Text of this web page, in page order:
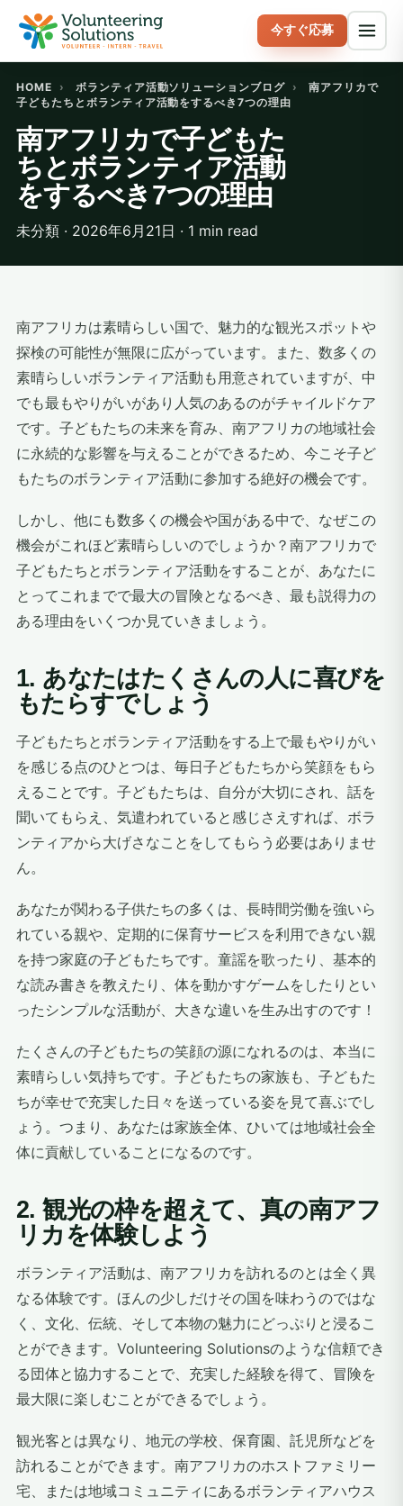
今すぐ応募
HOME › ボランティア活動ソリューションブログ ›
南アフリカで
子どもたちとボランティア活動をするべき7つの理由
南アフリカで子どもた
ちとボランティア活動
をするべき7つの理由
未分類 · 2026年6月21日 · 1 min read
南アフリカは素晴らしい国で、魅力的な観光スポットや
探検の可能性が無限に広がっています。また、数多くの
素晴らしいボランティア活動も用意されていますが、中
でも最もやりがいがあり人気のあるのがチャイルドケア
です。子どもたちの未来を育み、南アフリカの地域社会
に永続的な影響を与えることができるため、今こそ子ど
もたちのボランティア活動に参加する絶好の機会です。
しかし、他にも数多くの機会や国がある中で、なぜこの
機会がこれほど素晴らしいのでしょうか？南アフリカで
子どもたちとボランティア活動をすることが、あなたに
とってこれまでで最大の冒険となるべき、最も説得力の
ある理由をいくつか見ていきましょう。
1. あなたはたくさんの人に喜びを
もたらすでしょう
子どもたちとボランティア活動をする上で最もやりがい
を感じる点のひとつは、毎日子どもたちから笑顔をもら
えることです。子どもたちは、自分が大切にされ、話を
聞いてもらえ、気遣われていると感じさえすれば、ボラ
ンティアから大げさなことをしてもらう必要はありませ
ん。
あなたが関わる子供たちの多くは、長時間労働を強いら
れている親や、定期的に保育サービスを利用できない親
を持つ家庭の子どもたちです。童謡を歌ったり、基本的
な読み書きを教えたり、体を動かすゲームをしたりとい
ったシンプルな活動が、大きな違いを生み出すのです！
たくさんの子どもたちの笑顔の源になれるのは、本当に
素晴らしい気持ちです。子どもたちの家族も、子どもた
ちが幸せで充実した日々を送っている姿を見て喜ぶでし
ょう。つまり、あなたは家族全体、ひいては地域社会全
体に貢献していることになるのです。
2. 観光の枠を超えて、真の南アフ
リカを体験しよう
ボランティア活動は、南アフリカを訪れるのとは全く異
なる体験です。ほんの少しだけその国を味わうのではな
く、文化、伝統、そして本物の魅力にどっぷりと浸るこ
とができます。Volunteering Solutionsのような信頼でき
る団体と協力することで、充実した経験を得て、冒険を
最大限に楽しむことができるでしょう。
観光客とは異なり、地元の学校、保育園、託児所などを
訪れることができます。南アフリカのホストファミリー
宅、または地域コミュニティにあるボランティアハウス